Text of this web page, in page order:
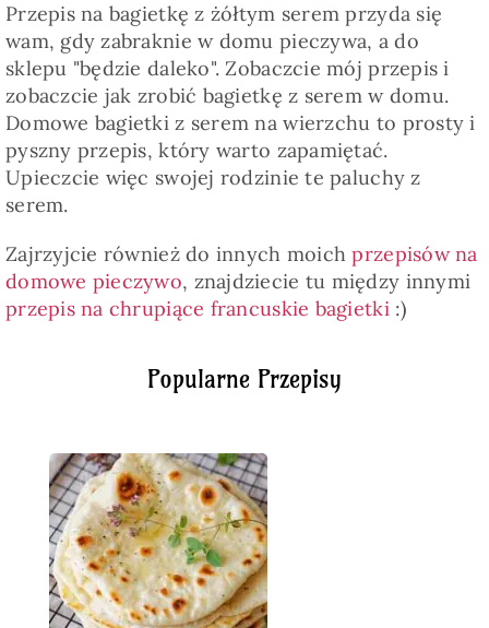
Popularne Przepisy
Przepis na bagietkę z żółtym serem przyda się
wam, gdy zabraknie w domu pieczywa, a do
sklepu "będzie daleko". Zobaczcie mój przepis i
zobaczcie jak zrobić bagietkę z serem w domu.
Domowe bagietki z serem na wierzchu to prosty i
pyszny przepis, który warto zapamiętać.
Upieczcie więc swojej rodzinie te paluchy z
serem.
Zajrzyjcie również do innych moichprzepisów na
domowe pieczywo, znajdziecie tu między innymi
przepis na chrupiące francuskie bagietki:)